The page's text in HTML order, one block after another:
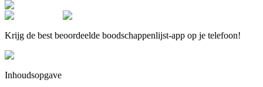
Krijg de best beoordeelde boodschappenlijst-app op je telefoon!
Inhoudsopgave